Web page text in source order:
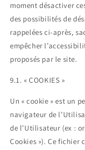
moment désactiver
des possibilités de
rappelées ci-après,
empêcher
proposés par le site.
9.1. « COOKIES »
Un « cookie » est un
navigateur de
de l’Utilisateur (ex :
Cookies »). Ce fichier